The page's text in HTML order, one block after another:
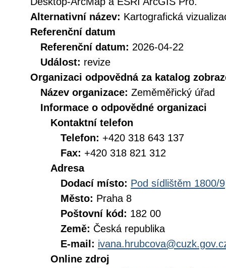
Alternativní název: Kartografická
Referenční datum
Referenční datum: 2026-04-22
Událost: revize
Organizaci odpovědná za katalog
Název organizace: Zeměměřický úřad
Informace o odpovědné organizaci
Kontaktní telefon
Telefon: +420 318 643 137
Fax: +420 318 821 312
Adresa
Dodací místo: Pod sídlištěm 1800/9
Město: Praha 8
Poštovní kód: 182 00
Země: Česká republika
E-mail:
Online zdroj